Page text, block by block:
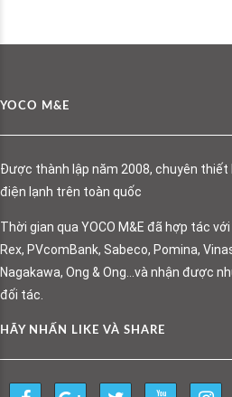
YOCO M&E
Được thành lập năm 2008, chuyên
điện lạnh trên toàn quốc
Thời gian qua YOCO M&E đã hợp tác
Rex, PVcomBank, Sabeco, Pomina,
Nagakawa, Ong & Ong…và nhận được
đối tác.
HÃY NHẤN LIKE VÀ SHARE